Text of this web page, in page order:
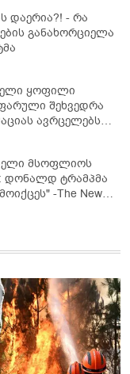
დაერია?! - რა
განახორციელა
ყოფილი
შეხვედრა
ავრცელებს
მსოფლიოს
დონალდ ტრამპმა
-The New